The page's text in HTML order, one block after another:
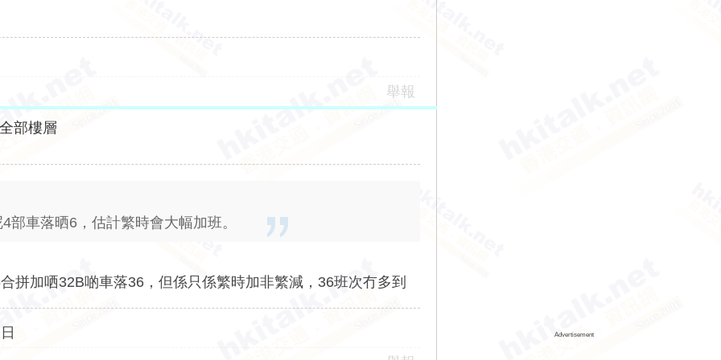
舉報
部樓層
車落晒6，估計繁時會大幅加班。
拼加哂32B啲車落36，但係只係繁時加非繁減，36班次冇多到
Advertisement